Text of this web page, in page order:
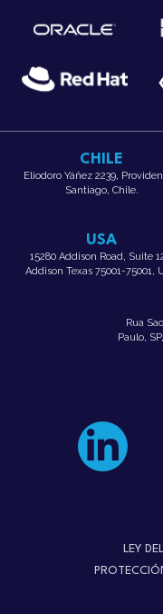
CHILE
Eliodoro Yáñez 2239,
Santiago, Chile.
USA
15280 Addison Road, Suite
Addison Texas 75001-75001,
Rua
Paulo,
LEY